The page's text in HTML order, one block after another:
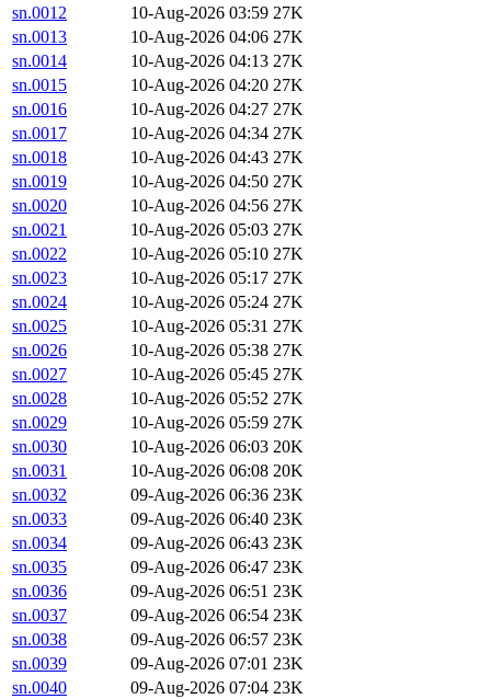
sn.0012
10-Aug-2026 03:59 27K
sn.0013
10-Aug-2026 04:06 27K
sn.0014
10-Aug-2026 04:13 27K
sn.0015
10-Aug-2026 04:20 27K
sn.0016
10-Aug-2026 04:27 27K
sn.0017
10-Aug-2026 04:34 27K
sn.0018
10-Aug-2026 04:43 27K
sn.0019
10-Aug-2026 04:50 27K
sn.0020
10-Aug-2026 04:56 27K
sn.0021
10-Aug-2026 05:03 27K
sn.0022
10-Aug-2026 05:10 27K
sn.0023
10-Aug-2026 05:17 27K
sn.0024
10-Aug-2026 05:24 27K
sn.0025
10-Aug-2026 05:31 27K
sn.0026
10-Aug-2026 05:38 27K
sn.0027
10-Aug-2026 05:45 27K
sn.0028
10-Aug-2026 05:52 27K
sn.0029
10-Aug-2026 05:59 27K
sn.0030
10-Aug-2026 06:03 20K
sn.0031
10-Aug-2026 06:08 20K
sn.0032
09-Aug-2026 06:36 23K
sn.0033
09-Aug-2026 06:40 23K
sn.0034
09-Aug-2026 06:43 23K
sn.0035
09-Aug-2026 06:47 23K
sn.0036
09-Aug-2026 06:51 23K
sn.0037
09-Aug-2026 06:54 23K
sn.0038
09-Aug-2026 06:57 23K
sn.0039
09-Aug-2026 07:01 23K
sn.0040
09-Aug-2026 07:04 23K